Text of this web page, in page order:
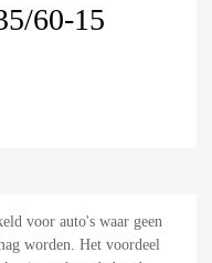
60-15
voor auto's waar geen
worden. Het voordeel